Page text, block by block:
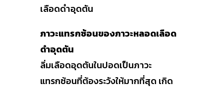
เลือดดำอุดตัน
ภาวะแทรกซ้อนของภาวะหลอดเลือด
ดำอุดตัน
ลิ่มเลือดอุดตันในปอดเป็นภาวะ
แทรกซ้อนที่ต้องระวังให้มากที่สุด เกิด